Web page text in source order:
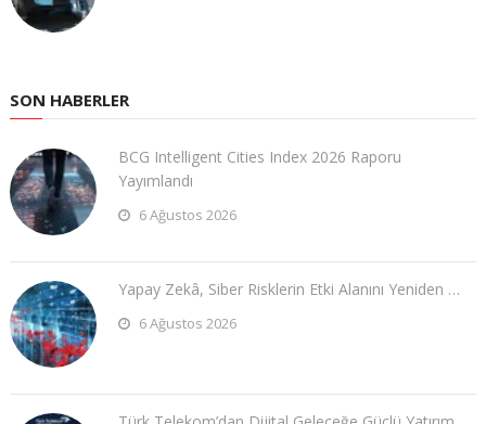
SON HABERLER
BCG Intelligent Cities Index 2026 Raporu
Yayımlandı
6 Ağustos 2026
Yapay Zekâ, Siber Risklerin Etki Alanını Yeniden …
6 Ağustos 2026